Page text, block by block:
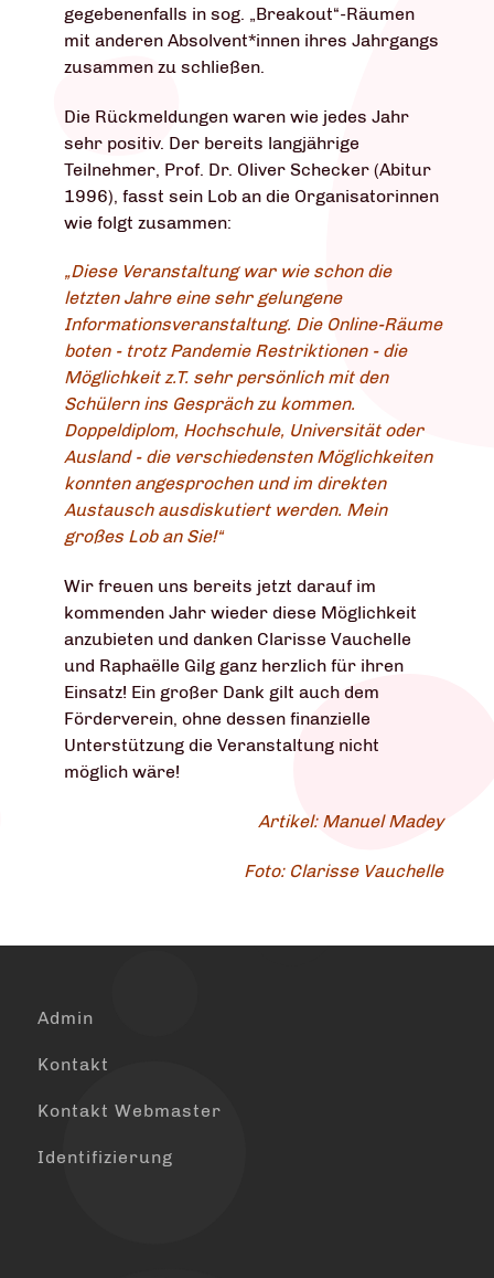
gegebenenfalls in sog. „Breakout“-Räumen
mit anderen Absolvent*innen ihres Jahrgangs
zusammen zu schließen.
Die Rückmeldungen waren wie jedes Jahr
sehr positiv. Der bereits langjährige
Teilnehmer, Prof. Dr. Oliver Schecker (Abitur
1996), fasst sein Lob an die Organisatorinnen
wie folgt zusammen:
„Diese Veranstaltung war wie schon die
letzten Jahre eine sehr gelungene
Informationsveranstaltung. Die Online-Räume
boten - trotz Pandemie Restriktionen - die
Möglichkeit z.T. sehr persönlich mit den
Schülern ins Gespräch zu kommen.
Doppeldiplom, Hochschule, Universität oder
Ausland - die verschiedensten Möglichkeiten
konnten angesprochen und im direkten
Austausch ausdiskutiert werden. Mein
großes Lob an Sie!“
Wir freuen uns bereits jetzt darauf im
kommenden Jahr wieder diese Möglichkeit
anzubieten und danken Clarisse Vauchelle
und Raphaëlle Gilg ganz herzlich für ihren
Einsatz! Ein großer Dank gilt auch dem
Förderverein, ohne dessen finanzielle
Unterstützung die Veranstaltung nicht
möglich wäre!
Artikel: Manuel Madey
Foto: Clarisse Vauchelle
Admin
Kontakt
Kontakt Webmaster
Identifizierung